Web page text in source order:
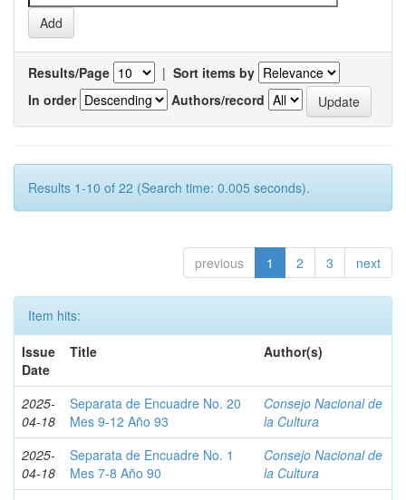
Results/Page | Sort items by
In order
Authors/record
Results 1-10 of 22 (Search time: 0.005 seconds).
previous 1 2 3 next
Item hits:
Issue
Date
Title Author(s)
2025-
04-18
Separata de Encuadre No. 20
Mes 9-12 Año 93
Consejo Nacional de
la Cultura
2025-
04-18
Separata de Encuadre No. 1
Mes 7-8 Año 90
Consejo Nacional de
la Cultura